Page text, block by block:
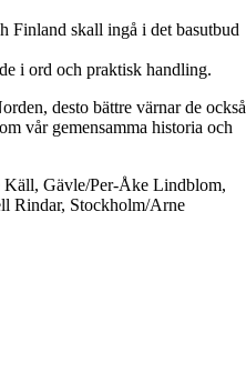
Finland skall ingå i det basutbud
i ord och praktisk handling.
desto bättre värnar de också
vår gemensamma historia och
Käll, Gävle/Per-Åke Lindblom,
Rindar, Stockholm/Arne